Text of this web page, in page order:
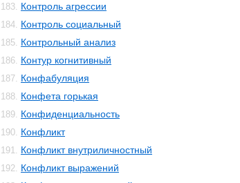
183. Контроль агрессии
184. Контроль социальный
185. Контрольный анализ
186. Контур когнитивный
187. Конфабуляция
188. Конфета горькая
189. Конфиденциальность
190. Конфликт
191. Конфликт внутриличностный
192. Конфликт выражений